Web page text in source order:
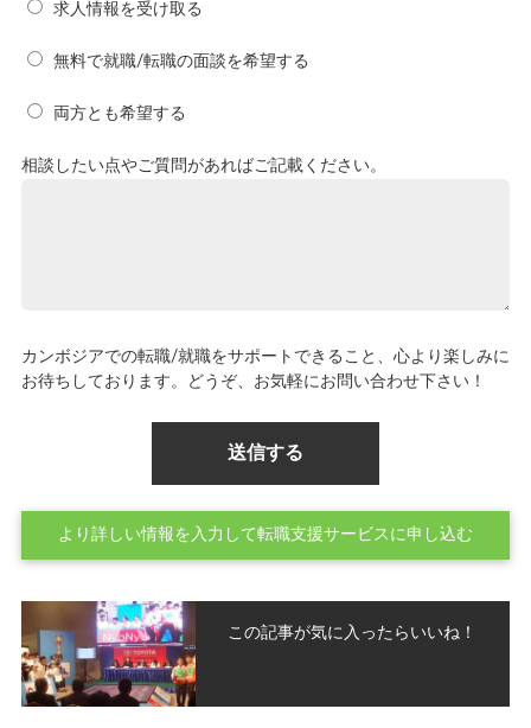
求人情報を受け取る
無料で就職/転職の面談を希望する
両方とも希望する
相談したい点やご質問があればご記載ください。
カンボジアでの転職/就職をサポートできること、心より楽しみに
お待ちしております。どうぞ、お気軽にお問い合わせ下さい！
より詳しい情報を入力して転職支援サービスに申し込む
この記事が気に入ったらいいね！